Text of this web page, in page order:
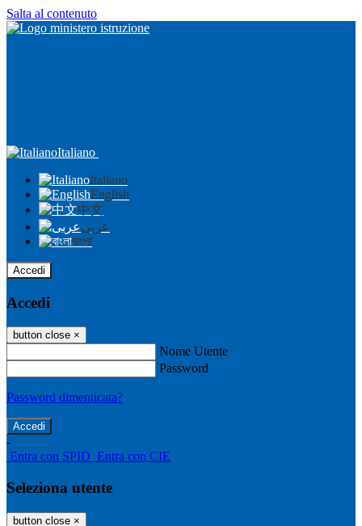
Salta al contenuto
Italiano
Italiano
English
中文
عربى
বাংলা
Accedi
Accedi
button close ×
Nome Utente
Password
Password dimenticata?
-
Entra con SPID Entra con CIE
Seleziona utente
button close ×